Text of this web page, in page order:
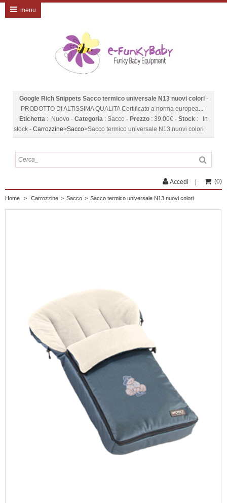
Google Rich Snippets Sacco termico universale N13 nuovi colori-
PRODOTTO DI ALTISSIMA QUALITA Certificato a norma europea...-
Etichetta : Nuovo - Categoria : Sacco - Prezzo : 39.00€ - Stock : In
stock - Carrozzine>Sacco>Sacco termico universale N13 nuovi colori
menu
Accedi (0)
Home > Carrozzine > Sacco > Sacco termico universale N13 nuovi colori